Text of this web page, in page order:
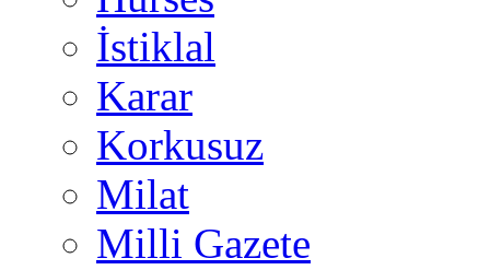
İstiklal
Karar
Korkusuz
Milat
Milli Gazete